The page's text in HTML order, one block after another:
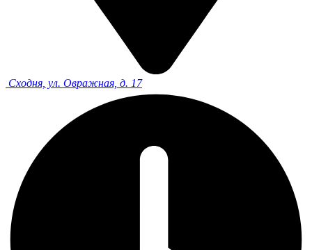
Сходня, ул. Овражная, д. 17